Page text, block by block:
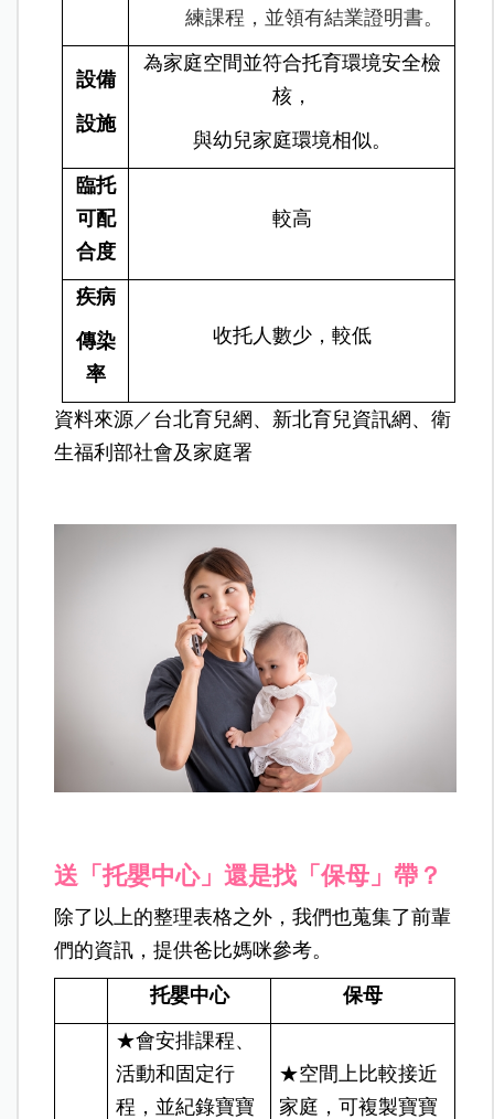
練課程，並領有結業證明書。
設備
設施
為家庭空間並符合托育環境安全檢
核，
與幼兒家庭環境相似。
臨托
可配
合度
較高
疾病
傳染
率
收托人數少，較低
資料來源／台北育兒網、新北育兒資訊網、衛
生福利部社會及家庭署
送「托嬰中心」還是找「保母」帶？
除了以上的整理表格之外，我們也蒐集了前輩
們的資訊，提供爸比媽咪參考。
托嬰中心 保母
★會安排課程、
活動和固定行
程，並紀錄寶寶
★空間上比較接近
家庭，可複製寶寶